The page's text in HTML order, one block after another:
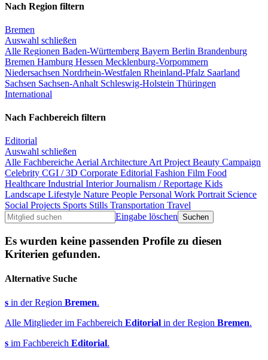
Nach Region filtern
Bremen
Auswahl schließen
Alle Regionen Baden-Württemberg Bayern Berlin Brandenburg
Bremen Hamburg Hessen Mecklenburg-Vorpommern
Niedersachsen Nordrhein-Westfalen Rheinland-Pfalz Saarland
Sachsen Sachsen-Anhalt Schleswig-Holstein Thüringen
International
Nach Fachbereich filtern
Editorial
Auswahl schließen
Alle Fachbereiche Aerial Architecture Art Project Beauty Campaign
Celebrity CGI / 3D Corporate Editorial Fashion Film Food
Healthcare Industrial InteriorJournalism / Reportage Kids
Landscape Lifestyle Nature People Personal Work Portrait Science
Social Projects Sports Stills Transportation Travel
Eingabe löschen
Es wurden keine passenden Profile zu diesen
Kriterien gefunden.
Alternative Suche
s in der Region Bremen.
Alle Mitglieder im Fachbereich Editorial in der Region Bremen.
s im Fachbereich Editorial.